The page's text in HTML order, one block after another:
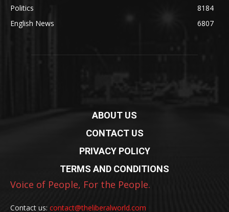
Politics
8184
English News
6807
ABOUT US
CONTACT US
PRIVACY POLICY
TERMS AND CONDITIONS
Voice of People, For the People.
Contact us: contact@theliberalworld.com